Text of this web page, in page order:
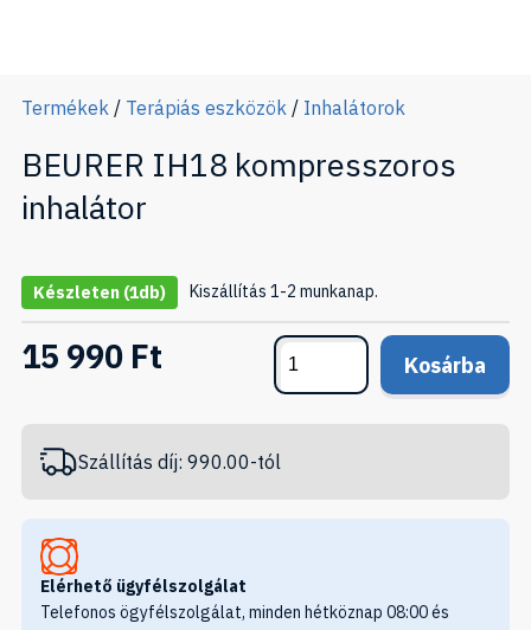
Termékek / Terápiás eszközök / Inhalátorok
BEURER IH18 kompresszoros
inhalátor
Készleten (1db) Kiszállítás 1-2 munkanap.
15 990 Ft Kosárba
Szállítás díj: 990.00-tól
Elérhető ügyfélszolgálat
Telefonos ögyfélszolgálat, minden hétköznap 08:00 és